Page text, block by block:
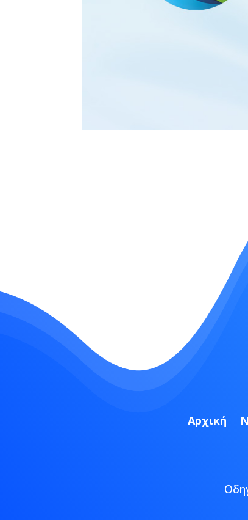
Αρχική